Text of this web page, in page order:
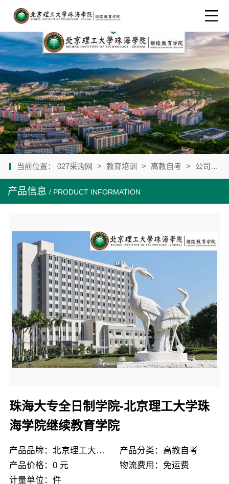
当前位置： 027采购网 > 教育培训 > 高教自考 > 公司产品
产品信息 / PRODUCT INFORMATION
珠海大专全日制学院-北京理工大学珠
海学院继续教育学院
产品品牌：北京理工大学珠海学院继续教育学院
产品分类：高教自考
产品价格：0 元
物流费用：免运费
计量单位：件